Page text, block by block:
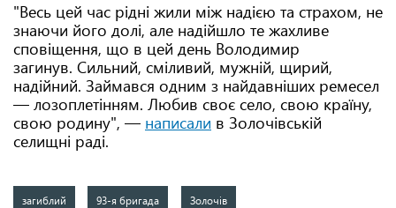
"Весь цей час рідні жили між надією та страхом, не
знаючи його долі, але надійшло те жахливе
сповіщення, що в цей день Володимир
загинув. Сильний, сміливий, мужній, щирий,
надійний. Займався одним з найдавніших ремесел
— лозоплетінням. Любив своє село, свою країну,
свою родину", — написали в Золочівській
селищні раді.
загиблий 93-я бригада Золочів